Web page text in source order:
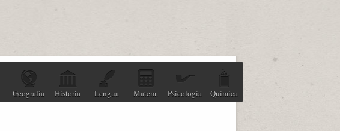
Geografía Historia Lengua Matem. Psicología Química